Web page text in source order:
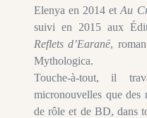
Elenya en 2014 etAu
suivi en 2015 aux
Reflets d’Earanë,
Mythologica.
Touche-à-tout, il
micronouvelles que des
de rôle et de BD, dans